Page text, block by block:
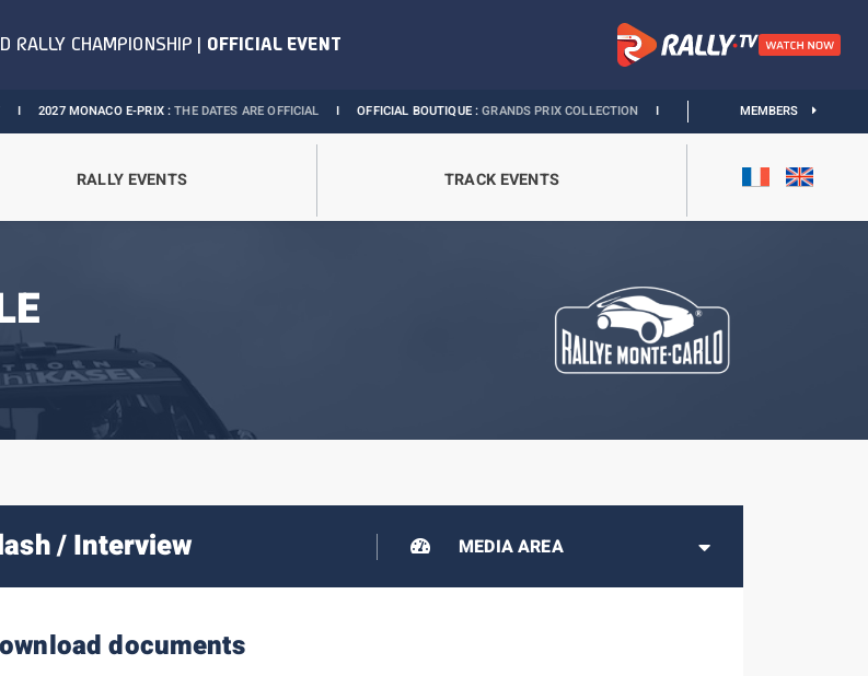
MONACO E-PRIX :THE DATES ARE OFFICIALIOFFICIAL BOUTIQUE :GRANDS PRIX COLLECTIONIEXHIBITION MONACO & L’AUTOMOBILE :
MEMBERS
RALLY EVENTS TRACK EVENTS
/ Interview MEDIA AREA
documents